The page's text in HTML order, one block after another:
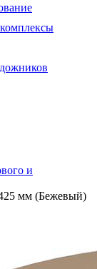
и
мм (Бежевый)